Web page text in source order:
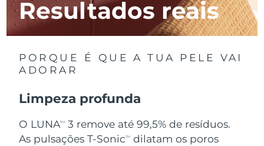
Resultados reais
PORQUE É QUE A TUA PELE VAI
ADORAR
Limpeza profunda
O LUNATM
3 remove até 99,5% de resíduos.
As pulsações T-SonicTM
dilatam os poros
Luxemburgo Entrega prevista8/10/26
Macau, RAE da
China
Malta
México Entrega prevista 8/14/26